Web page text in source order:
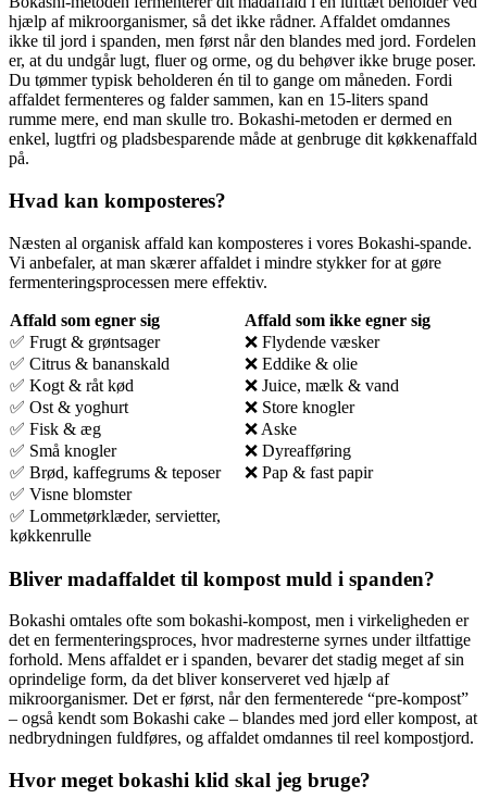
hjælp af mikroorganismer, så det ikke rådner. Affaldet omdannes
ikke til jord i spanden, men først når den blandes med jord. Fordelen
er, at du undgår lugt, fluer og orme, og du behøver ikke bruge poser.
Du tømmer typisk beholderen én til to gange om måneden. Fordi
affaldet fermenteres og falder sammen, kan en 15-liters spand
rumme mere, end man skulle tro. Bokashi-metoden er dermed en
enkel, lugtfri og pladsbesparende måde at genbruge dit køkkenaffald
på.
Hvad kan komposteres?
Næsten al organisk affald kan komposteres i vores Bokashi-spande.
Vi anbefaler, at man skærer affaldet i mindre stykker for at gøre
fermenteringsprocessen mere effektiv.
Affald som egner sig
Affald som ikke egner sig
✅ Frugt & grøntsager
❌ Flydende væsker
✅ Citrus & bananskald
❌ Eddike & olie
✅ Kogt & råt kød
❌ Juice, mælk & vand
✅ Ost & yoghurt
❌ Store knogler
✅ Fisk & æg
❌ Aske
✅ Små knogler
❌ Dyreafføring
✅ Brød, kaffegrums & teposer
❌ Pap & fast papir
✅ Visne blomster
✅ Lommetørklæder, servietter,
køkkenrulle
Bliver madaffaldet til kompost muld i spanden?
Bokashi omtales ofte som bokashi-kompost, men i virkeligheden er
det en fermenteringsproces, hvor madresterne syrnes under iltfattige
forhold. Mens affaldet er i spanden, bevarer det stadig meget af sin
oprindelige form, da det bliver konserveret ved hjælp af
mikroorganismer. Det er først, når den fermenterede “pre-kompost”
– også kendt som Bokashi cake – blandes med jord eller kompost, at
nedbrydningen fuldføres, og affaldet omdannes til reel kompostjord.
Hvor meget bokashi klid skal jeg bruge?